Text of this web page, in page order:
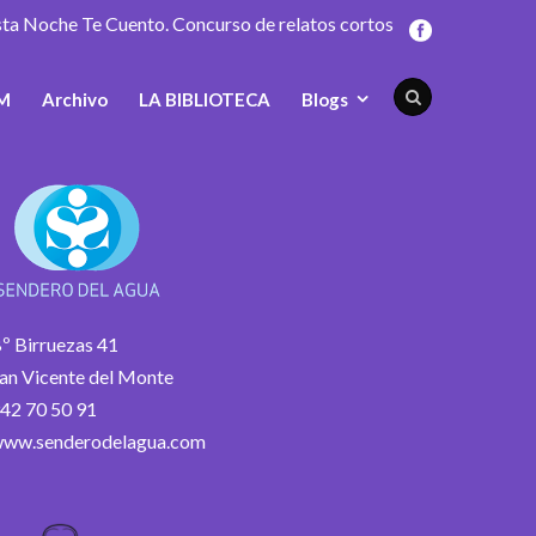
Noche Te Cuento. Concurso de relatos cortos
Archivo LA BIBLIOTECA Blogs
Birruezas 41
Vicente del Monte
70 50 91